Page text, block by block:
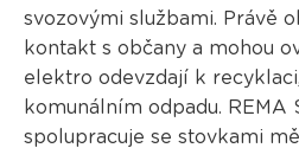
svozovými službami. Právě
kontakt s občany a mohou
elektro odevzdají k
komunálním odpadu. REMA
spolupracuje se stovkami